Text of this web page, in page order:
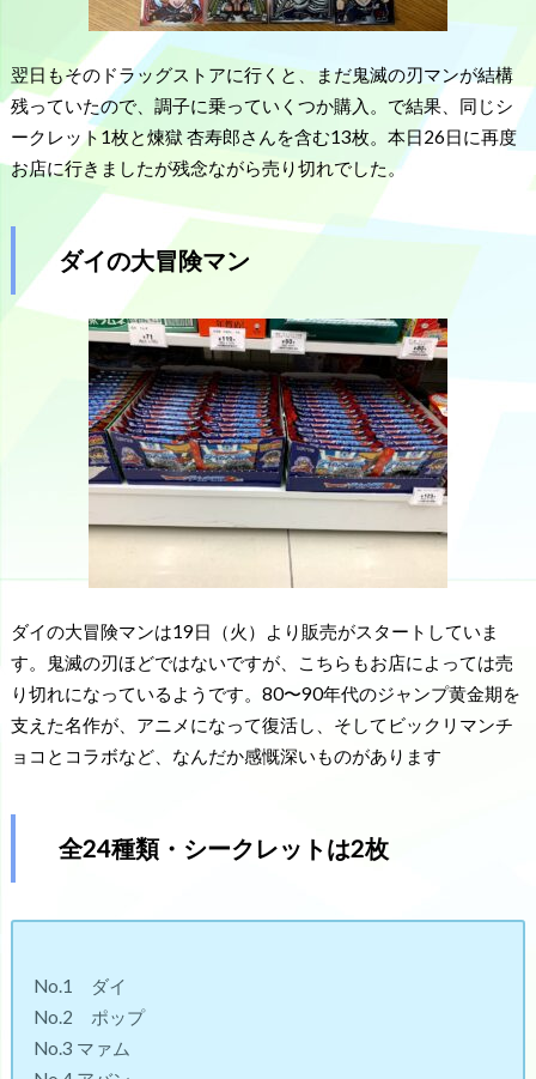
翌日もそのドラッグストアに行くと、まだ鬼滅の刃マンが結構
残っていたので、調子に乗っていくつか購入。で結果、同じシ
ークレット1枚と煉獄 杏寿郎さんを含む13枚。本日26日に再度
お店に行きましたが残念ながら売り切れでした。
ダイの大冒険マン
ダイの大冒険マンは19日（火）より販売がスタートしていま
す。鬼滅の刃ほどではないですが、こちらもお店によっては売
り切れになっているようです。80〜90年代のジャンプ黄金期を
支えた名作が、アニメになって復活し、そしてビックリマンチ
ョコとコラボなど、なんだか感慨深いものがあります
全24種類・シークレットは2枚
No.1 ダイ
No.2 ポップ
No.3 マァム